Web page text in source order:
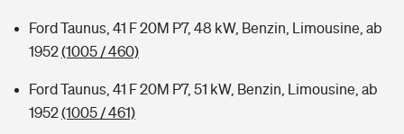
Ford Taunus, 41 F 20M P7, 48 kW, Benzin, Limousine, ab
1952(1005 / 460)
Ford Taunus, 41 F 20M P7, 51 kW, Benzin, Limousine, ab
1952(1005 / 461)